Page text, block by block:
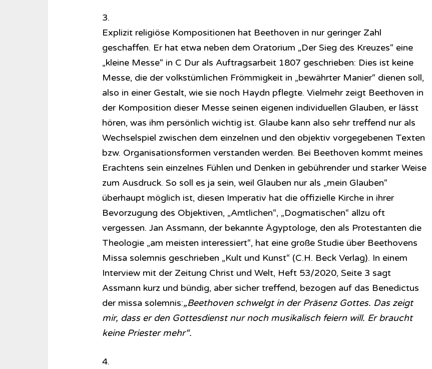
3.
Explizit religiöse Kompositionen hat Beethoven in nur geringer Zahl
geschaffen. Er hat etwa neben dem Oratorium „Der Sieg des Kreuzes“ eine
„kleine Messe“ in C Dur als Auftragsarbeit 1807 geschrieben: Dies ist keine
Messe, die der volkstümlichen Frömmigkeit in „bewährter Manier“ dienen soll,
also in einer Gestalt, wie sie noch Haydn pflegte. Vielmehr zeigt Beethoven in
der Komposition dieser Messe seinen eigenen individuellen Glauben, er lässt
hören, was ihm persönlich wichtig ist. Glaube kann also sehr treffend nur als
Wechselspiel zwischen dem einzelnen und den objektiv vorgegebenen Texten
bzw. Organisationsformen verstanden werden. Bei Beethoven kommt meines
Erachtens sein einzelnes Fühlen und Denken in gebührender und starker Weise
zum Ausdruck. So soll es ja sein, weil Glauben nur als „mein Glauben“
überhaupt möglich ist, diesen Imperativ hat die offizielle Kirche in ihrer
Bevorzugung des Objektiven, „Amtlichen“, „Dogmatischen“ allzu oft
vergessen. Jan Assmann, der bekannte Ägyptologe, den als Protestanten die
Theologie „am meisten interessiert“, hat eine große Studie über Beethovens
Missa solemnis geschrieben „Kult und Kunst“ (C.H. Beck Verlag). In einem
Interview mit der Zeitung Christ und Welt, Heft 53/2020, Seite 3 sagt
Assmann kurz und bündig, aber sicher treffend, bezogen auf das Benedictus
der missa solemnis:„Beethoven schwelgt in der Präsenz Gottes. Das zeigt
mir, dass er den Gottesdienst nur noch musikalisch feiern will. Er braucht
keine Priester mehr“.
4.